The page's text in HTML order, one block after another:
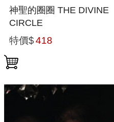
神聖的圈圈 THE DIVINE
CIRCLE
特價$418